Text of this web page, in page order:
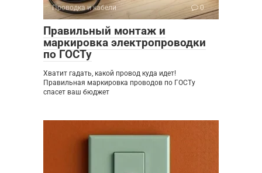
Проводка и кабели 0
Правильный монтаж и
маркировка электропроводки
по ГОСТу
Хватит гадать, какой провод куда идет!
Правильная маркировка проводов по ГОСТу
спасет ваш бюджет